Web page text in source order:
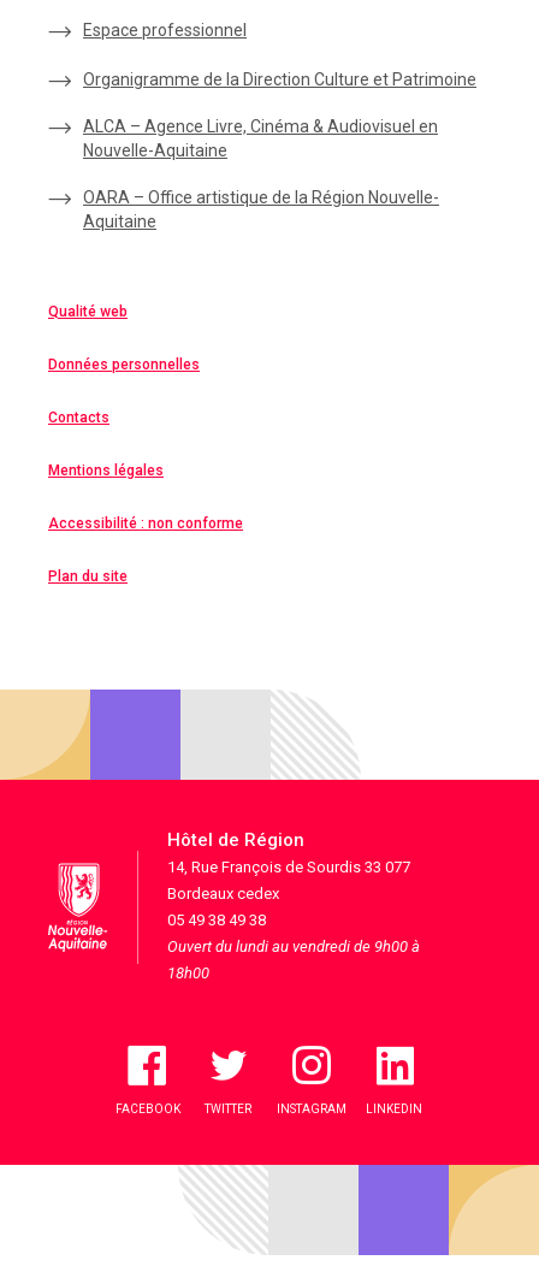
Espace professionnel
Organigramme de la Direction Culture et Patrimoine
ALCA – Agence Livre, Cinéma & Audiovisuel en
Nouvelle-Aquitaine
OARA – Office artistique de la Région Nouvelle-
Aquitaine
Qualité web
Données personnelles
Contacts
Mentions légales
Accessibilité : non conforme
Plan du site
Hôtel de Région
14, Rue François de Sourdis 33 077
Bordeaux cedex
05 49 38 49 38
Ouvert du lundi au vendredi de 9h00 à
18h00
FACEBOOK TWITTER INSTAGRAM LINKEDIN